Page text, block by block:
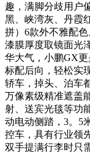
趣，满脚分歧用户
黑、峡湾灰、丹霞
拼）6款外不雅配
漆膜厚度取镜面光
华大气，小鹏GX
标配后向，轻松实
轿车，掉头、泊车
万像素级精准遮盖
射、送宾光毯等功
动电动侧踏，3。5
控车，具有行业领
双手提满行李时只